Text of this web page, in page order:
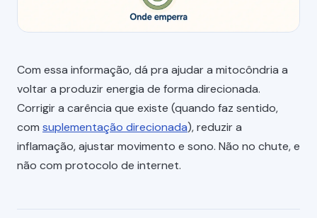
Com essa informação, dá pra ajudar a mitocôndria a
voltar a produzir energia de forma direcionada.
Corrigir a carência que existe (quando faz sentido,
com suplementação direcionada), reduzir a
inflamação, ajustar movimento e sono. Não no chute, e
não com protocolo de internet.